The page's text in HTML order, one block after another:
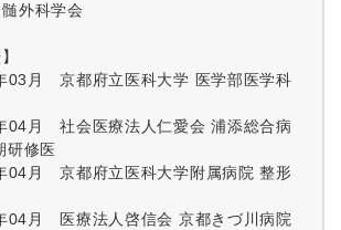
外科学会
03月 京都府立医科大学 医学部医学科
04月 社会医療法人仁愛会 浦添総合病
研修医
04月 京都府立医科大学附属病院 整形
04月 医療法人啓信会 京都きづ川病院